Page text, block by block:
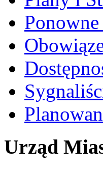
Urząd